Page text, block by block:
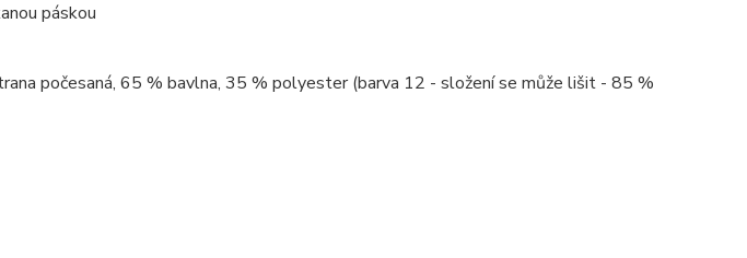
páskou
počesaná, 65 % bavlna, 35 % polyester (barva 12 - složení se může lišit - 85 %